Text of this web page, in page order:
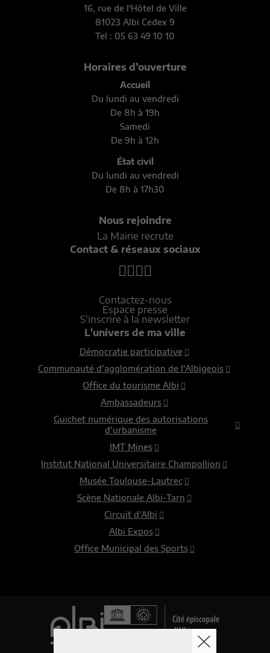
16, rue de l'Hôtel de Ville
81023 Albi Cedex 9
Tel : 05 63 49 10 10
Horaires d’ouverture
Accueil
Du lundi au vendredi
De 8h à 19h
Samedi
De 9h à 12h
État civil
Du lundi au vendredi
De 8h à 17h30
Nous rejoindre
La Mairie recrute
Contact & réseaux sociaux
Contactez-nous
Espace presse
S'inscrire à la newsletter
L'univers de ma ville
Démocratie participative
Communauté d’agglomération de l'Albigeois
Office du tourisme Albi
Ambassadeurs
Guichet numérique des autorisations
d’urbanisme
IMT Mines
Institut National Universitaire Champollion
Musée Toulouse-Lautrec
Scène Nationale Albi-Tarn
Circuit d’Albi
Albi Expos
Office Municipal des Sports